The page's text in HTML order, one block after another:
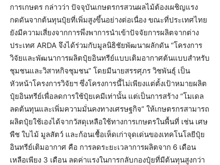
การเกษตร กล่าวว่า ปัจจุบันเกษตรกรสวนผลไม้ต้องเผชิญแรง
กดดันจากต้นทุนปุ๋ยที่เพิ่มสูงขึ้นอย่างต่อเนื่อง ขณะที่ประเทศไทย
ยังมีความเสี่ยงจากการพึ่งพาการนำเข้าปัจจัยการผลิตจากต่าง
ประเทศ ARDA จึงได้ร่วมกับมูลนิธิชัยพัฒนาผลักดัน “โครงการ
วิจัยและพัฒนาการผลิตปุ๋ยอินทรีย์แบบเติมอากาศต้นแบบสำหรับ
ชุมชนและวิสาหกิจชุมชน” โดยมีนายสรรศุภร วิชพันธุ์ เป็น
หัวหน้าโครงการวิจัยฯ ซึ่งโครงการนี้ไม่เพียงแต่ตั้งเป้าหมายผลิต
ปุ๋ยอินทรีย์เพื่อลดการใช้ปุ๋ยเคมีเท่านั้น แต่เป็นการสร้าง “โมเดล
ลดต้นทุนและเพิ่มความมั่นคงทางเศรษฐกิจ” ให้เกษตรกรสามารถ
ผลิตปุ๋ยใช้เองได้จากวัสดุเหลือใช้ทางการเกษตรในพื้นที่ เช่น เศษ
พืช ใบไม้ มูลสัตว์ และก้อนเชื้อเห็ดเก่าจุดเด่นของเทคโนโลยีปุ๋ย
อินทรีย์เติมอากาศ คือ การลดระยะเวลาการผลิตจาก 6 เดือน
เหลือเพียง 3 เดือน ลดค่าแรงในการกลับกองปุ๋ยที่มีต้นทุนสูงกว่า